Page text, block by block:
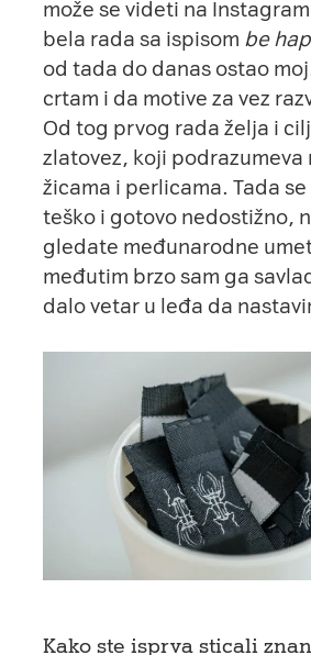
može se videti na
bela rada sa ispisom be
od tada do danas ostao
crtam i da motive za vez
Od tog prvog rada želja i
zlatovez, koji podrazumeva
žicama i perlicama. Tada
teško i gotovo nedostižno,
gledate međunarodne
međutim brzo sam ga
dalo vetar u leđa da
Kako ste isprva sticali